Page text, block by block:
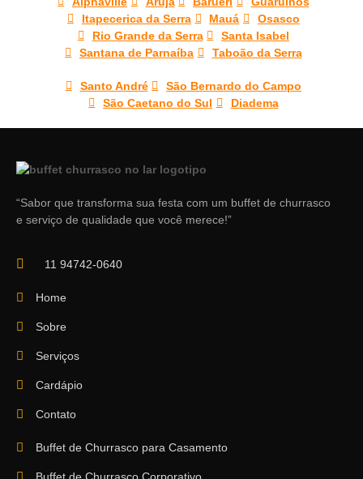
Itapecerica da Serra
Mauá
Osasco
Rio Grande da Serra
Santa Isabel
Santana de Parnaíba
Taboão da Serra
Santo André
São Bernardo do Campo
São Caetano do Sul
Diadema
“Sabor que transforma sua festa com um buffet de churrasco
e serviço de qualidade que você merece!”
11 94742-0640
Home
Sobre
Serviços
Cardápio
Contato
Buffet de Churrasco para Casamento